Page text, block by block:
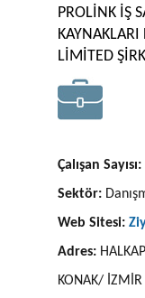
PROLİNK İŞ
LİMİTED
Çalışan Sayısı:
Sektör:
Web Sitesi:
Adres:
KONAK/ İZMİR